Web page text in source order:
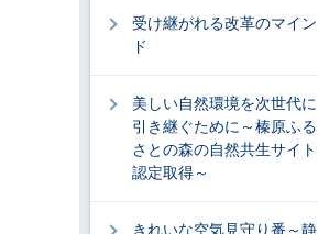
受け継がれる改革のマイン
ド
美しい自然環境を次世代に
引き継ぐために～榛原ふる
さとの森の自然共生サイト
認定取得～
きれいな空気見守り番～静